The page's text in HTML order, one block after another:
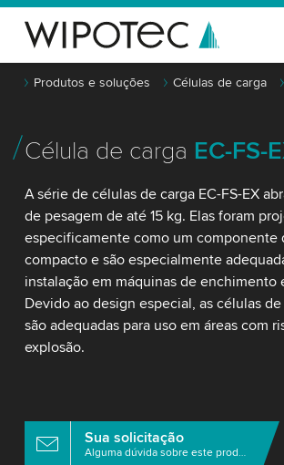
Produtos e soluções Células de carga
Célula de carga EC-FS-
A série de células de carga EC-FS-EX
de pesagem de até 15 kg. Elas foram
especificamente como um componente
compacto e são especialmente
instalação em máquinas de enchimento
Devido ao design especial, as células
são adequadas para uso em áreas com
explosão.
Sua solicitação
Alguma dúvida sobre este produto?